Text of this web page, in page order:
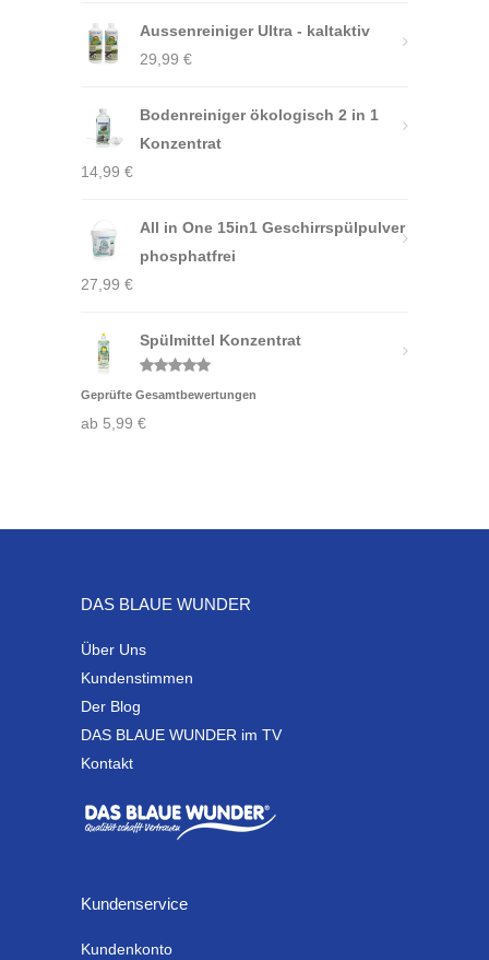
war:
ist:
Aussenreiniger Ultra - kaltaktiv
29,99 €
Bodenreiniger ökologisch 2 in 1
Konzentrat
14,99 €
All in One 15in1 Geschirrspülpulver
phosphatfrei
27,99 €
Spülmittel Konzentrat
Bewertet
mit5.00
Geprüfte Gesamtbewertungen
ab 5,99 €
DAS BLAUE WUNDER
Über Uns
Kundenstimmen
Der Blog
DAS BLAUE WUNDER im TV
Kontakt
Kundenservice
Kundenkonto